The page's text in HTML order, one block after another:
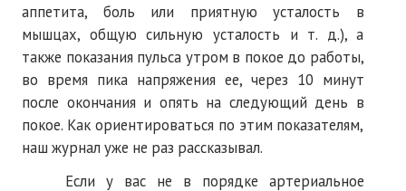
аппетита, боль или приятную усталость в
мышцах, общую сильную усталость и т. д.), а
также показания пульса утром в покое до работы,
во время пика напряжения ее, через 10 минут
после окончания и опять на следующий день в
покое. Как ориентироваться по этим показателям,
наш журнал уже не раз рассказывал.
Если у вас не в порядке артериальное